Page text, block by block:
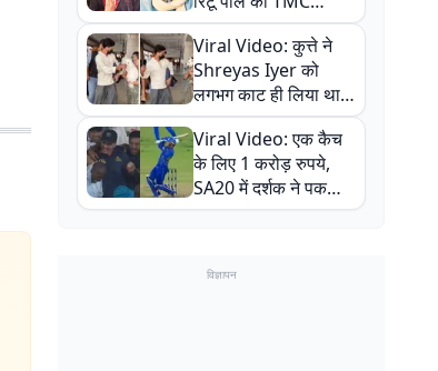
ऑफिस में ले जाकर पीटा,
Video वायरल
Viral Video: कुत्ते ने
Shreyas Iyer को
लगभग काट ही लिया था,
न्यूजीलैंड सीरीज से पहले
बाल-बाल बचे
Viral Video: एक कैच
के लिए 1 करोड़ रुपये,
SA20 में दर्शक ने पकड़ा
एक हाथ से गजब का कैच
विज्ञापन